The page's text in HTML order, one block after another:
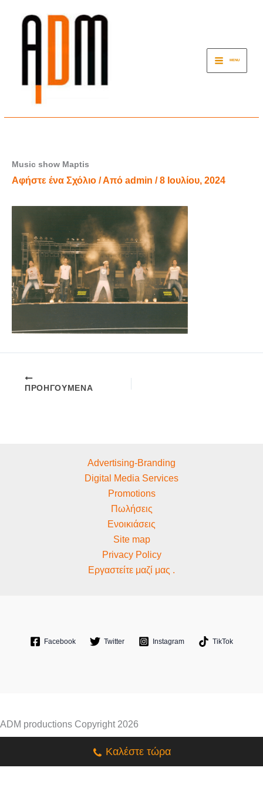
MENU
Music show Maptis
Αφήστε ένα Σχόλιο / Από admin /8 Ιουλίου, 2024
ΠΡΟΗΓΟΎΜΕΝΑ
Advertising-Branding
Digital Media Services
Promotions
Πωλήσεις
Ενοικιάσεις
Site map
Privacy Policy
Εργαστείτε μαζί μας .
Facebook Twitter Instagram TikTok
ADM productions Copyright 2026
Καλέστε τώρα